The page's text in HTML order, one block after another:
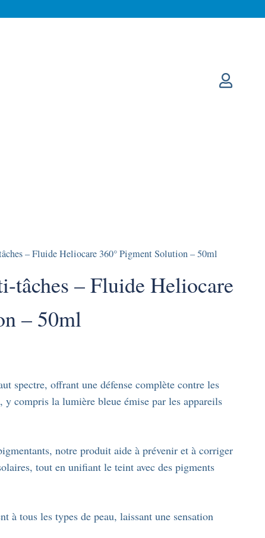
– Fluide Heliocare 360° Pigment Solution – 50ml
tâches – Fluide Heliocare
– 50ml
spectre, offrant une défense complète contre les
compris la lumière bleue émise par les appareils
notre produit aide à prévenir et à corriger
tout en unifiant le teint avec des pigments
à tous les types de peau, laissant une sensation